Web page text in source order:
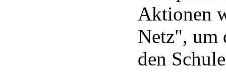
Aktionen
Netz", um
den